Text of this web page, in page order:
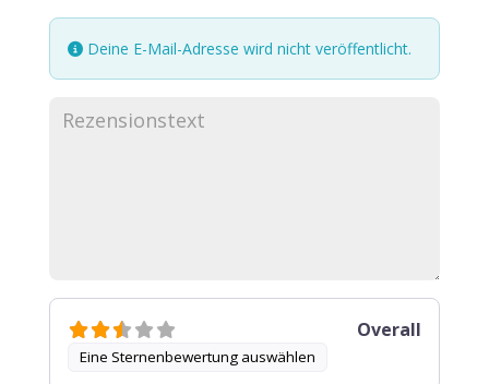
Deine E-Mail-Adresse wird nicht veröffentlicht.
Eine Sternenbewertung auswählen
Overall